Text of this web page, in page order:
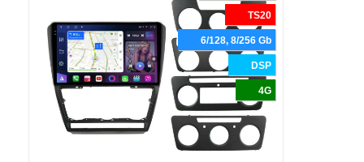
TS20
6/128, 8/256 Gb
DSP
4G